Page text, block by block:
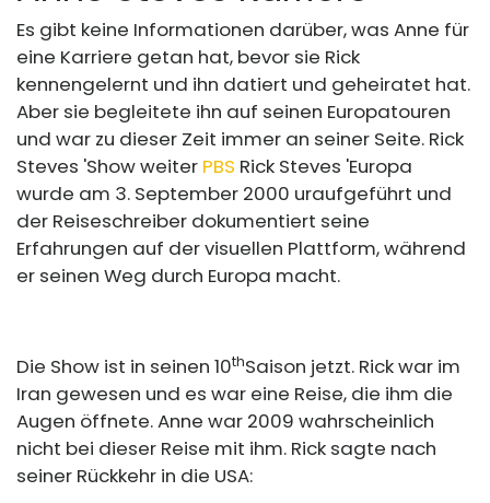
Es gibt keine Informationen darüber, was Anne für
eine Karriere getan hat, bevor sie Rick
kennengelernt und ihn datiert und geheiratet hat.
Aber sie begleitete ihn auf seinen Europatouren
und war zu dieser Zeit immer an seiner Seite. Rick
Steves 'Show weiter PBS Rick Steves 'Europa
wurde am 3. September 2000 uraufgeführt und
der Reiseschreiber dokumentiert seine
Erfahrungen auf der visuellen Plattform, während
er seinen Weg durch Europa macht.
Die Show ist in seinen 10thSaison jetzt. Rick war im
Iran gewesen und es war eine Reise, die ihm die
Augen öffnete. Anne war 2009 wahrscheinlich
nicht bei dieser Reise mit ihm. Rick sagte nach
seiner Rückkehr in die USA: